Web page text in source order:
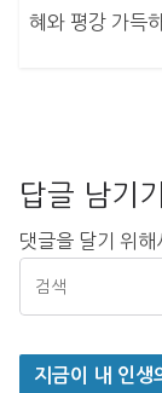
혜와 평강 가득
답글 남기기
댓글을 달기 위해
지금이 내 인생